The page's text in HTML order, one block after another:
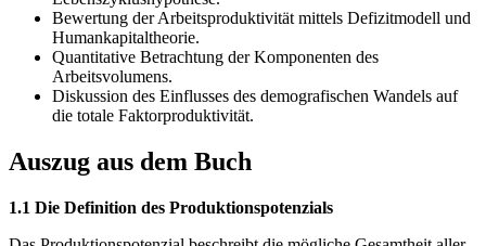
Bewertung der Arbeitsproduktivität mittels Defizitmodell und
Humankapitaltheorie.
Quantitative Betrachtung der Komponenten des
Arbeitsvolumens.
Diskussion des Einflusses des demografischen Wandels auf
die totale Faktorproduktivität.
Auszug aus dem Buch
1.1 Die Definition des Produktionspotenzials